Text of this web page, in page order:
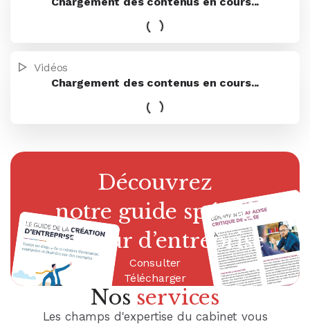
Vidéos
Découvrez
notre guide pratique
facturation électronique
Consulter
Télécharger
Découvrez
notre guide spécial
créateur d’entreprise
Consulter
Télécharger
Découvrez
notre guide spécial
chef d'entreprise
Consulter
Télécharger
Découvrez
notre guide spécial
gestion de patrimoine
Consulter
Télécharger
Présentation Guide n° 1
Présentation Guide n° 2
Présentation Guide n° 3
Présentation Guide n° 4
Nos services
Les champs d'expertise du cabinet vous